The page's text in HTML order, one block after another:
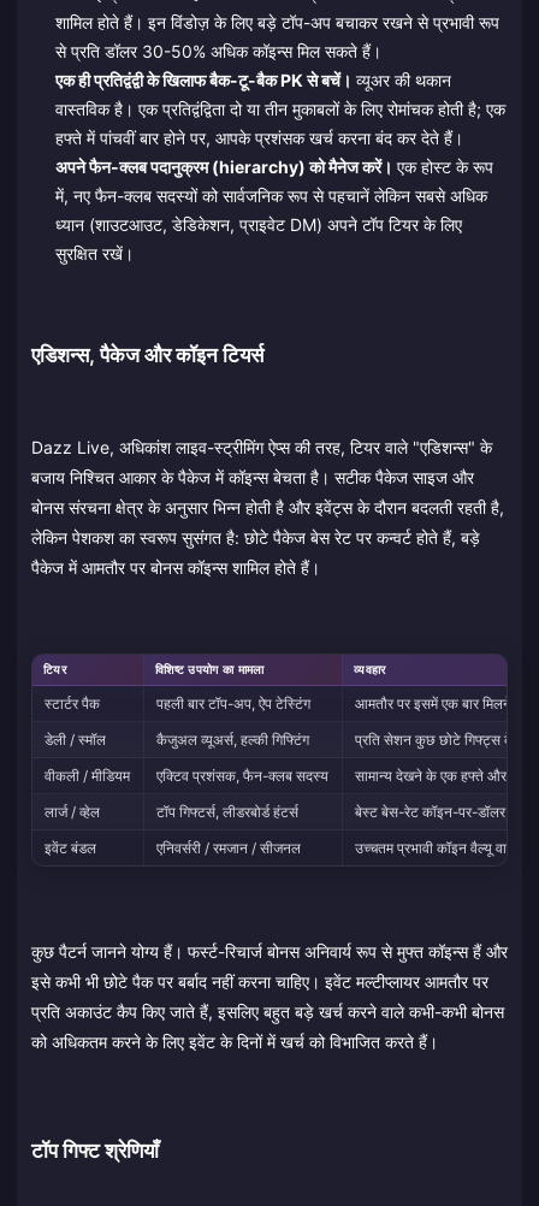
शामिल होते हैं। इन विंडोज़ के लिए बड़े टॉप-अप बचाकर रखने से प्रभावी रूप
से प्रति डॉलर 30-50% अधिक कॉइन्स मिल सकते हैं।
एक ही प्रतिद्वंद्वी के खिलाफ बैक-टू-बैक PK से बचें। व्यूअर की थकान
वास्तविक है। एक प्रतिद्वंद्विता दो या तीन मुकाबलों के लिए रोमांचक होती है; एक
हफ्ते में पांचवीं बार होने पर, आपके प्रशंसक खर्च करना बंद कर देते हैं।
अपने फैन-क्लब पदानुक्रम (hierarchy) को मैनेज करें। एक होस्ट के रूप
में, नए फैन-क्लब सदस्यों को सार्वजनिक रूप से पहचानें लेकिन सबसे अधिक
ध्यान (शाउटआउट, डेडिकेशन, प्राइवेट DM) अपने टॉप टियर के लिए
सुरक्षित रखें।
एडिशन्स, पैकेज और कॉइन टियर्स
Dazz Live, अधिकांश लाइव-स्ट्रीमिंग ऐप्स की तरह, टियर वाले "एडिशन्स" के
बजाय निश्चित आकार के पैकेज में कॉइन्स बेचता है। सटीक पैकेज साइज और
बोनस संरचना क्षेत्र के अनुसार भिन्न होती है और इवेंट्स के दौरान बदलती रहती है,
लेकिन पेशकश का स्वरूप सुसंगत है: छोटे पैकेज बेस रेट पर कन्वर्ट होते हैं, बड़े
पैकेज में आमतौर पर बोनस कॉइन्स शामिल होते हैं।
टियर विशिष्ट उपयोग का मामला व्यवहार
स्टार्टर पैक पहली बार टॉप-अप, ऐप टेस्टिंग
आमतौर पर इसमें एक बार मिलने
डेली / स्मॉल
कैजुअल व्यूअर्स, हल्की गिफ्टिंग
प्रति सेशन कुछ छोटे गिफ्ट्स के लिए
वीकली / मीडियम
एक्टिव प्रशंसक, फैन-क्लब सदस्य
सामान्य देखने के एक हफ्ते और एक
लार्ज / व्हेल
टॉप गिफ्टर्स, लीडरबोर्ड हंटर्स
बेस्ट बेस-रेट कॉइन-पर-डॉलर;
इवेंट बंडल
एनिवर्सरी / रमजान / सीजनल उच्चतम प्रभावी कॉइन वैल्यू वाली
कुछ पैटर्न जानने योग्य हैं। फर्स्ट-रिचार्ज बोनस अनिवार्य रूप से मुफ्त कॉइन्स हैं और
इसे कभी भी छोटे पैक पर बर्बाद नहीं करना चाहिए। इवेंट मल्टीप्लायर आमतौर पर
प्रति अकाउंट कैप किए जाते हैं, इसलिए बहुत बड़े खर्च करने वाले कभी-कभी बोनस
को अधिकतम करने के लिए इवेंट के दिनों में खर्च को विभाजित करते हैं।
टॉप गिफ्ट श्रेणियाँ